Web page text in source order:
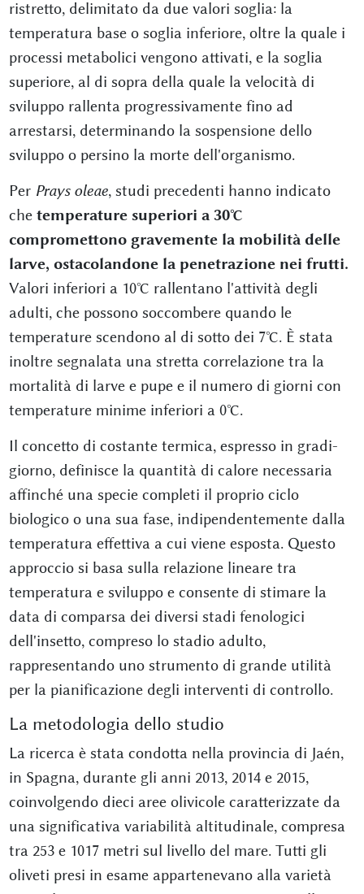
ristretto, delimitato da due valori soglia: la
temperatura base o soglia inferiore, oltre la quale i
processi metabolici vengono attivati, e la soglia
superiore, al di sopra della quale la velocità di
sviluppo rallenta progressivamente fino ad
arrestarsi, determinando la sospensione dello
sviluppo o persino la morte dell'organismo.
Per Prays oleae, studi precedenti hanno indicato
che temperature superiori a 30°C
compromettono gravemente la mobilità delle
larve, ostacolandone la penetrazione nei frutti.
Valori inferiori a 10°C rallentano l'attività degli
adulti, che possono soccombere quando le
temperature scendono al di sotto dei 7°C. È stata
inoltre segnalata una stretta correlazione tra la
mortalità di larve e pupe e il numero di giorni con
temperature minime inferiori a 0°C.
Il concetto di costante termica, espresso in gradi-
giorno, definisce la quantità di calore necessaria
affinché una specie completi il proprio ciclo
biologico o una sua fase, indipendentemente dalla
temperatura effettiva a cui viene esposta. Questo
approccio si basa sulla relazione lineare tra
temperatura e sviluppo e consente di stimare la
data di comparsa dei diversi stadi fenologici
dell'insetto, compreso lo stadio adulto,
rappresentando uno strumento di grande utilità
per la pianificazione degli interventi di controllo.
La metodologia dello studio
La ricerca è stata condotta nella provincia di Jaén,
in Spagna, durante gli anni 2013, 2014 e 2015,
coinvolgendo dieci aree olivicole caratterizzate da
una significativa variabilità altitudinale, compresa
tra 253 e 1017 metri sul livello del mare. Tutti gli
oliveti presi in esame appartenevano alla varietà